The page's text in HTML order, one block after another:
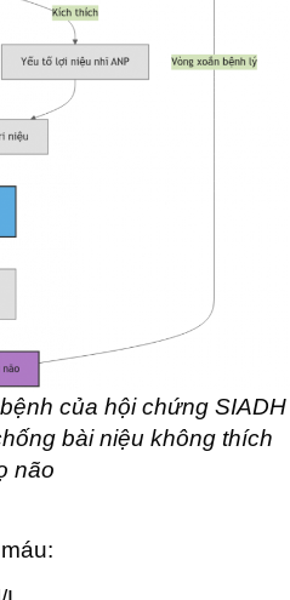
của hội chứng SIADH
bài niệu không thích
não